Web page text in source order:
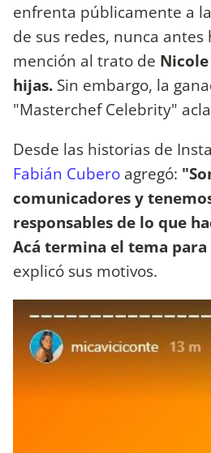
enfrenta públicamente a
de sus redes, nunca antes
mención al trato de
hijas. Sin embargo, la
"Masterchef Celebrity"
Desde las historias de
Fabián Cubero agregó:
comunicadores y
responsables de lo que
Acá termina el tema
explicó sus motivos.